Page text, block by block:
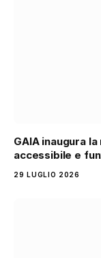
GAIA inaugura
accessibile e
29 LUGLIO 2026